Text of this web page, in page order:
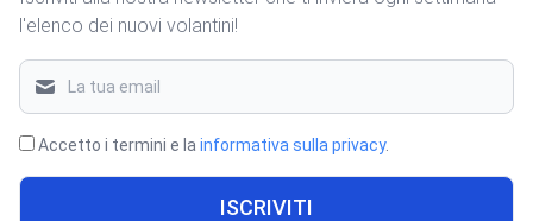
l'elenco dei nuovi volantini!
Accetto i termini e la informativa sulla privacy.
ISCRIVITI